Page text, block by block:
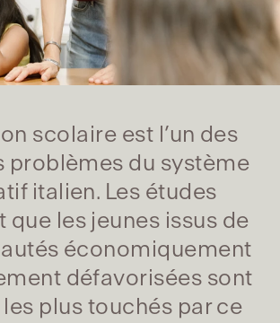
scolaire est l’un des
problèmes du système
italien. Les études
que les jeunes issus de
économiquement
défavorisées sont
plus touchés par ce